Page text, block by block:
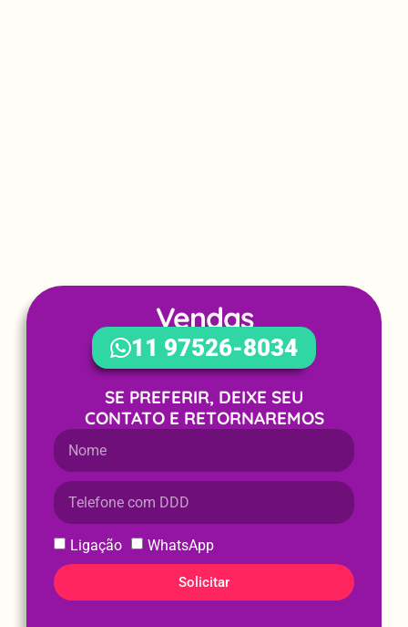
Vendas
11 97526-8034
SE PREFERIR, DEIXE SEU
CONTATO E RETORNAREMOS
Ligação WhatsApp
Solicitar